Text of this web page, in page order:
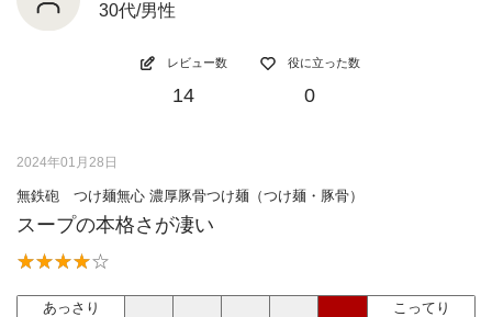
30代/男性
レビュー数
14
役に立った数
0
2024年01月28日
無鉄砲 つけ麺無心 濃厚豚骨つけ麺（つけ麺・豚骨）
スープの本格さが凄い
あっさり こってり